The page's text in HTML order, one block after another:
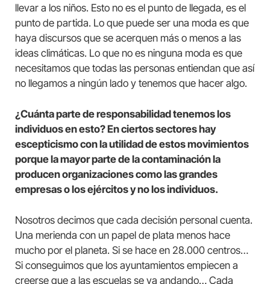
llevar a los niños. Esto no es el punto de llegada, es el
punto de partida. Lo que puede ser una moda es que
haya discursos que se acerquen más o menos a las
ideas climáticas. Lo que no es ninguna moda es que
necesitamos que todas las personas entiendan que así
no llegamos a ningún lado y tenemos que hacer algo.
¿Cuánta parte de responsabilidad tenemos los
individuos en esto? En ciertos sectores hay
escepticismo con la utilidad de estos movimientos
porque la mayor parte de la contaminación la
producen organizaciones como las grandes
empresas o los ejércitos y no los individuos.
Nosotros decimos que cada decisión personal cuenta.
Una merienda con un papel de plata menos hace
mucho por el planeta. Si se hace en 28.000 centros…
Si conseguimos que los ayuntamientos empiecen a
creerse que a las escuelas se va andando… Cada